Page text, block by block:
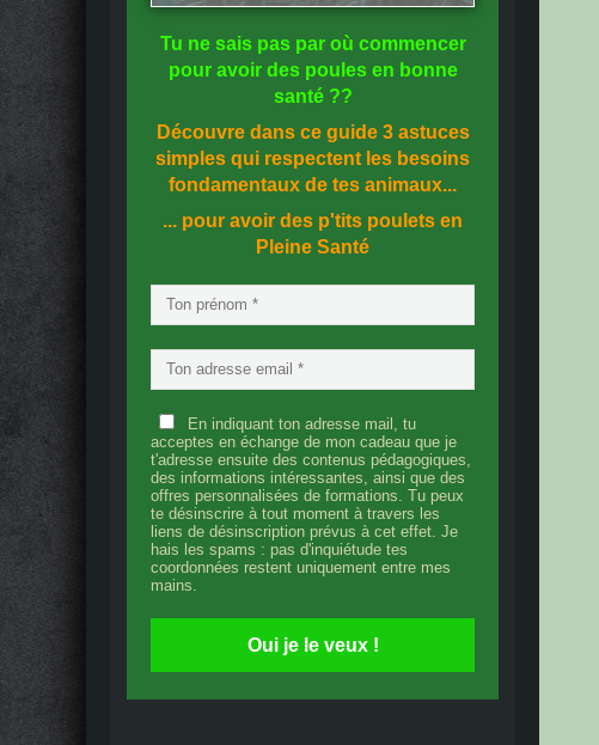
Tu ne sais pas par où commencer
pour avoir des poules en bonne
santé??
Découvre dans ce guide 3 astuces
simples qui respectent les besoins
fondamentaux de tes animaux...
... pour avoir des p'tits poulets en
Pleine Santé
En indiquant ton adresse mail, tu
acceptes en échange de mon cadeau que je
t'adresse ensuite des contenus pédagogiques,
des informations intéressantes, ainsi que des
offres personnalisées de formations. Tu peux
te désinscrire à tout moment à travers les
liens de désinscription prévus à cet effet. Je
hais les spams : pas d'inquiétude tes
coordonnées restent uniquement entre mes
mains.
Oui je le veux !